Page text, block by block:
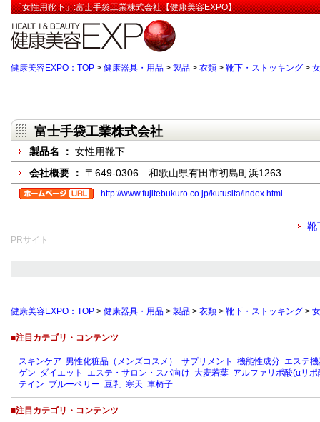
「女性用靴下」:富士手袋工業株式会社【健康美容EXPO】
健康美容EXPO：TOP > 健康器具・用品 > 製品 > 衣類 > 靴下・ストッキング >
富士手袋工業株式会社
製品名 ： 女性用靴下
会社概要 ： 〒649-0306 和歌山県有田市初島町浜1263
http://www.fujitebukuro.co.jp/kutusita/index.html
靴
PRサイト
健康美容EXPO：TOP > 健康器具・用品 > 製品 > 衣類 > 靴下・ストッキング >
■注目カテゴリ・コンテンツ
スキンケア 男性化粧品（メンズコスメ） サプリメント 機能性成分 エステ
ゲン ダイエット エステ・サロン・スパ向け 大麦若葉 アルファリポ酸(αリポ
テイン ブルーベリー 豆乳 寒天 車椅子
■注目カテゴリ・コンテンツ